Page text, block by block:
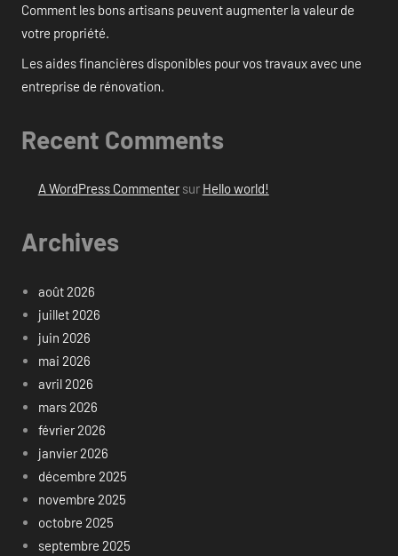
Comment les bons artisans peuvent augmenter la valeur de
votre propriété.
Les aides financières disponibles pour vos travaux avec une
entreprise de rénovation.
Recent Comments
A WordPress Commentersur Hello world!
Archives
août 2026
juillet 2026
juin 2026
mai 2026
avril 2026
mars 2026
février 2026
janvier 2026
décembre 2025
novembre 2025
octobre 2025
septembre 2025